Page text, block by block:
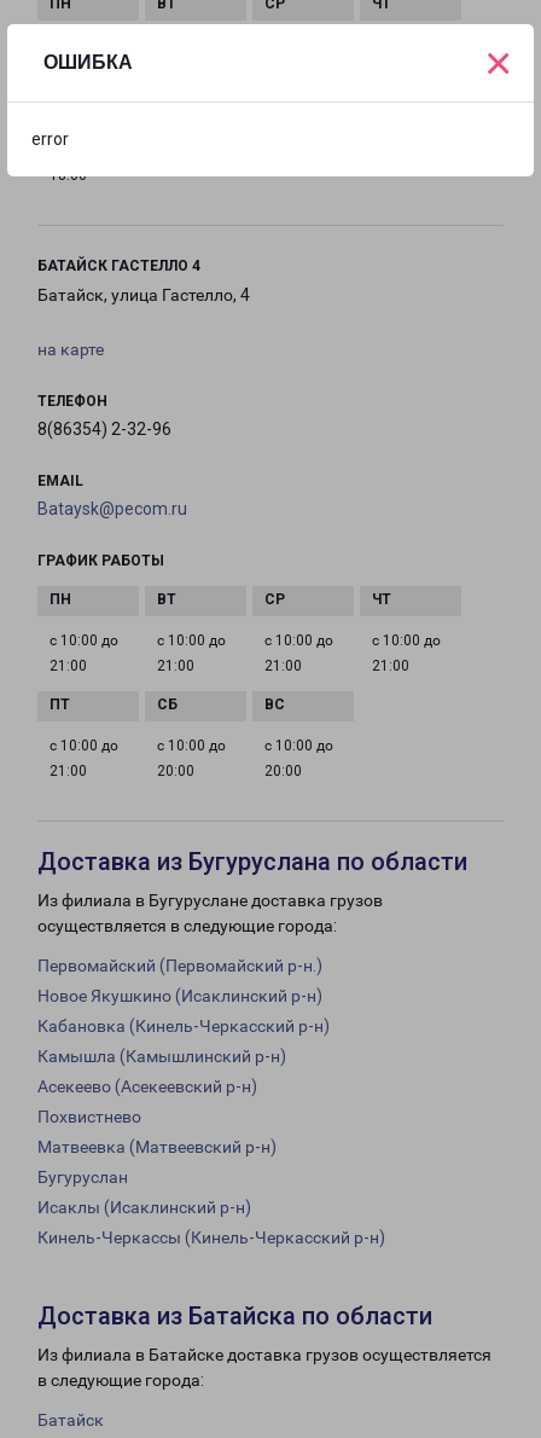
ОШИБКА
error
×
18:00
с 09:00 до
18:00
БАТАЙСК ГАСТЕЛЛО 4
Батайск, улица Гастелло, 4
на карте
ТЕЛЕФОН
8(86354) 2-32-96
EMAIL
Bataysk@pecom.ru
ГРАФИК РАБОТЫ
с 10:00 до
21:00
с 10:00 до
21:00
с 10:00 до
21:00
с 10:00 до
21:00
с 10:00 до
21:00
с 10:00 до
20:00
с 10:00 до
20:00
Доставка из Бугуруслана по области
Из филиала в Бугуруслане доставка грузов
осуществляется в следующие города:
Первомайский (Первомайский р-н.)
Новое Якушкино (Исаклинский р-н)
Кабановка (Кинель-Черкасский р-н)
Камышла (Камышлинский р-н)
Асекеево (Асекеевский р-н)
Похвистнево
Матвеевка (Матвеевский р-н)
Бугуруслан
Исаклы (Исаклинский р-н)
Кинель-Черкассы (Кинель-Черкасский р-н)
Доставка из Батайска по области
Из филиала в Батайске доставка грузов осуществляется
в следующие города:
Батайск